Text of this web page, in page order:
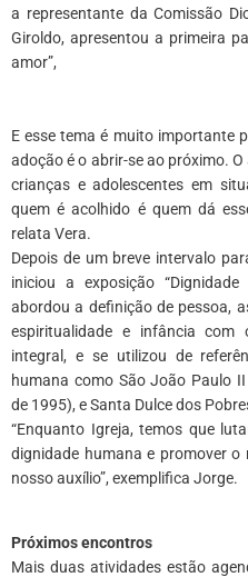
a representante da Comissão
Giroldo, apresentou a primeira
amor”,
E esse tema é muito importante
adoção é o abrir-se ao próximo.
crianças e adolescentes em
quem é acolhido é quem dá
relata Vera.
Depois de um breve intervalo
iniciou a exposição
abordou a definição de pessoa,
espiritualidade e infância
integral, e se utilizou de
humana como São João Paulo
de 1995), e Santa Dulce dos
“Enquanto Igreja, temos que
dignidade humana e promover
nosso auxílio”, exemplifica Jorge.
Próximos encontros
Mais duas atividades estão